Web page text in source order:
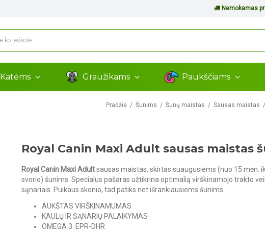
Nemokamas
Katėms Graužikams Paukščiams
Pradžia Šunims Šunų maistas Sausas maistas
Royal Canin Maxi Adult sausas maistas
Royal Canin Maxi Adultsausas maistas, skirtas suaugusiems (nuo 15 mėn.
svorio) šunims. Specialus pašaras užtikrina optimalią virškinamojo trakto
sąnariais. Puikaus skonio, tad patiks net išrankiausiems šunims.
AUKŠTAS VIRŠKINAMUMAS
KAULŲ IR SĄNARIŲ PALAIKYMAS
OMEGA 3: EPR-DHR